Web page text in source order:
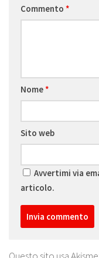
Commento *
Nome*
Sito web
Avvertimi via
articolo.